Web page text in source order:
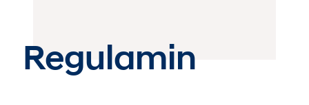
Regulamin